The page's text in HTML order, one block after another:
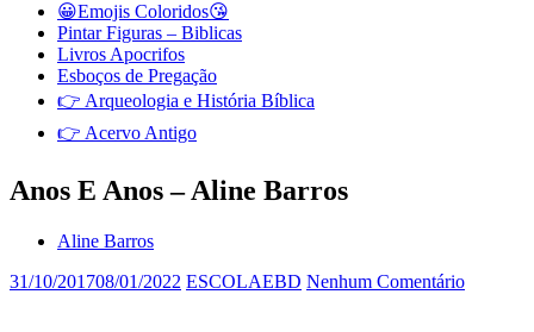
😀Emojis Coloridos😘
Pintar Figuras – Biblicas
Livros Apocrifos
Esboços de Pregação
👉 Arqueologia e História Bíblica
👉 Acervo Antigo
Anos E Anos – Aline Barros
Aline Barros
31/10/201708/01/2022 ESCOLAEBD Nenhum Comentário